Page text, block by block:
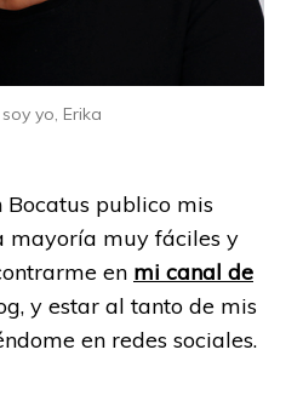
yo, Erika
publico mis
mayoría muy fáciles y
en mi canal de
y estar al tanto de mis
en redes sociales.